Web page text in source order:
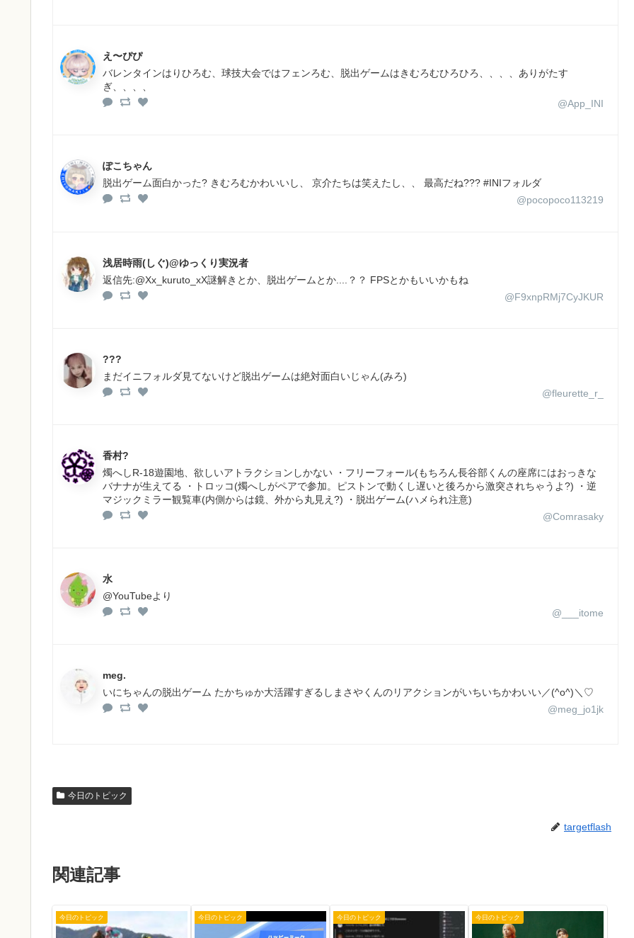
え〜ぴぴ
バレンタインはりひろむ、球技大会ではフェンろむ、脱出ゲームはきむろむひろひろ、、、、ありがたす
ぎ、、、、
@App_INI
ぽこちゃん
脱出ゲーム面白かった? きむろむかわいいし、 京介たちは笑えたし、、 最高だね??? #INIフォルダ
@pocopoco113219
浅居時雨(しぐ)@ゆっくり実況者
返信先:@Xx_kuruto_xX謎解きとか、脱出ゲームとか....？？ FPSとかもいいかもね
@F9xnpRMj7CyJKUR
???
まだイニフォルダ見てないけど脱出ゲームは絶対面白いじゃん(みろ)
@fleurette_r_
香村?
燭へしR-18遊園地、欲しいアトラクションしかない ・フリーフォール(もちろん長谷部くんの座席にはおっきな
バナナが生えてる ・トロッコ(燭へしがペアで参加。ピストンで動くし遅いと後ろから激突されちゃうよ?) ・逆
マジックミラー観覧車(内側からは鏡、外から丸見え?) ・脱出ゲーム(ハメられ注意)
@Comrasaky
水
@YouTubeより
@___itome
meg.
いにちゃんの脱出ゲーム たかちゅか大活躍すぎるしまさやくんのリアクションがいちいちかわいい／(^o^)＼♡
@meg_jo1jk
今日のトピック
targetflash
関連記事
今日のトピック 今日のトピック 今日のトピック 今日のトピック